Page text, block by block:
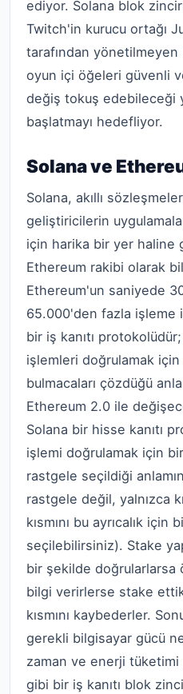
ediyor. Solana blok
Twitch'in kurucu ortağı
tarafından yönetilmeyen
oyun içi öğeleri güvenli
değiş tokuş edebileceği
başlatmayı hedefliyor.
Solana ve
Solana, akıllı
geliştiricilerin
için harika bir yer haline
Ethereum rakibi olarak
Ethereum'un saniyede
65.000'den fazla işleme
bir iş kanıtı
işlemleri doğrulamak için
bulmacaları çözdüğü
Ethereum 2.0 ile
Solana bir hisse kanıtı
işlemi doğrulamak için
rastgele seçildiği
rastgele değil, yalnızca
kısmını bu ayrıcalık
seçilebilirsiniz). Stake
bir şekilde doğrularlarsa
bilgi verirlerse stake
kısmını kaybederler.
gerekli bilgisayar gücü
zaman ve enerji
gibi bir iş kanıtı blok